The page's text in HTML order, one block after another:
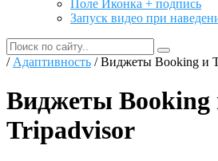
Поле Иконка + подпись
Запуск видео при
/ Адаптивность / Виджеты Booking и
Виджеты Booking
Tripadvisor